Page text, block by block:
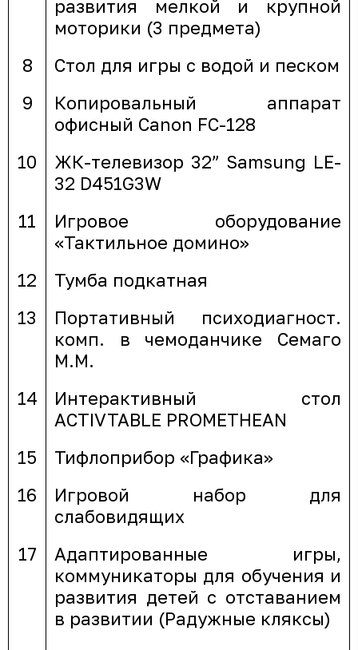
развития мелкой и крупной
моторики (3 предмета)
8
Стол для игры с водой и песком
9
Копировальный аппарат
офисный Canon FC-128
10
ЖК-телевизор 32” Samsung LE-
32 D451G3W
11
Игровое оборудование
«Тактильное домино»
12
Тумба подкатная
13
Портативный психодиагност.
комп. в чемоданчике Семаго
М.М.
14
Интерактивный стол
ACTIVTABLE PROMETHEAN
15
Тифлоприбор «Графика»
16
Игровой набор для
слабовидящих
17
Адаптированные игры,
коммуникаторы для обучения и
развития детей с отставанием
в развитии (Радужные кляксы)